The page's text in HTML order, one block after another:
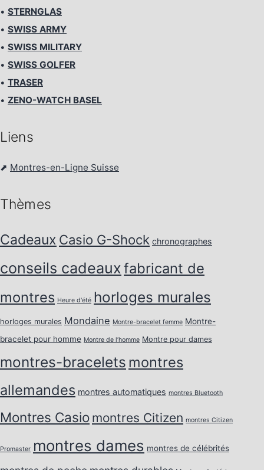
• STERNGLAS
• SWISS ARMY
• SWISS MILITARY
• SWISS GOLFER
• TRASER
• ZENO-WATCH BASEL
Liens
⬈ Montres-en-Ligne Suisse
Thèmes
Cadeaux Casio G-Shock chronographes
conseils cadeauxfabricant de
montres Heure d'été horloges murales
horloges murales Mondaine Montre-bracelet femme Montre-
bracelet pour homme Montre de l’homme Montre pour dames
montres-bracelets montres
allemandes montres automatiques montres Bluetooth
Montres Casio montres Citizen montres Citizen
Promaster montres dames montres de célébrités